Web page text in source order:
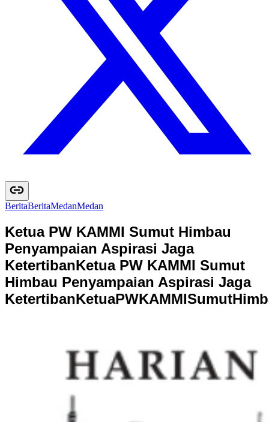
BeritaBeritaMedanMedan
Ketua PW KAMMI Sumut Himbau
Penyampaian Aspirasi Jaga
KetertibanKetua PW KAMMI Sumut
Himbau Penyampaian Aspirasi Jaga
KetertibanKetuaPWKAMMISumutHimb